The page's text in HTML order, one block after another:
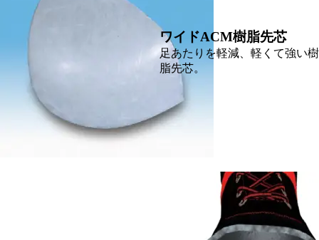
ワイドACM樹脂先芯
足あたりを軽減、軽くて強い樹
脂先芯。